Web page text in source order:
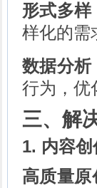
形式多样
样化的需
数据分析
行为，优
三、解
1. 内容
高质量原